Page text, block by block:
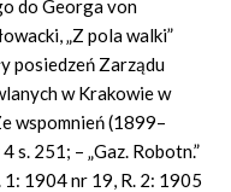
do Georga von
„Z pola walki”
posiedzeń Zarządu
w Krakowie w
wspomnień (1899–
s. 251; – „Gaz. Robotn.”
1: 1904 nr 19, R. 2: 1905